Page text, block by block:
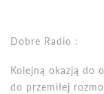
Dobre Radio :
Kolejną okazją do
do przemiłej